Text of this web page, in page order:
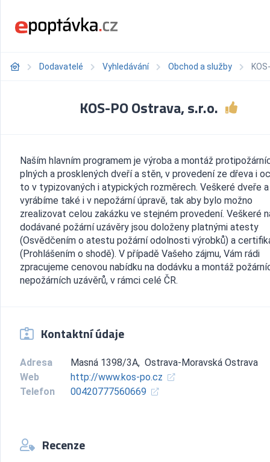
Dodavatelé Vyhledávání Obchod a služby
KOS-PO Ostrava, s.r.o.
Naším hlavním programem je výroba a montáž
plných a prosklených dveří a stěn, v provedení ze dřeva i
to v typizovaných i atypických rozměrech. Veškeré dveře
vyrábíme také i v nepožární úpravě, tak aby bylo možno
zrealizovat celou zakázku ve stejném provedení. Veškeré
dodávané požární uzávěry jsou doloženy platnými atesty
(Osvědčením o atestu požární odolnosti výrobků) a
(Prohlášením o shodě). V případě Vašeho zájmu, Vám rádi
zpracujeme cenovou nabídku na dodávku a montáž
nepožárních uzávěrů, v rámci celé ČR.
Kontaktní údaje
Adresa
Masná 1398/3A, Ostrava-Moravská Ostrava
Web
http://www.kos-po.cz
Telefon
00420777560669
Recenze